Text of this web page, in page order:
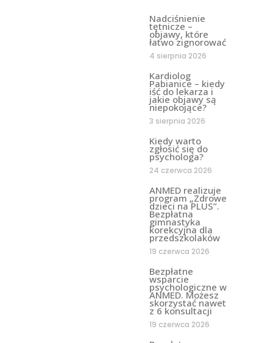
Nadciśnienie
tętnicze –
objawy, które
łatwo zignorować
4 sierpnia 2026
Kardiolog
Pabianice – kiedy
iść do lekarza i
jakie objawy są
niepokojące?
3 sierpnia 2026
Kiedy warto
zgłosić się do
psychologa?
24 czerwca 2026
ANMED realizuje
program „Zdrowe
dzieci na PLUS”.
Bezpłatna
gimnastyka
korekcyjna dla
przedszkolaków
19 czerwca 2026
Bezpłatne
wsparcie
psychologiczne w
ANMED. Możesz
skorzystać nawet
z 6 konsultacji
19 czerwca 2026